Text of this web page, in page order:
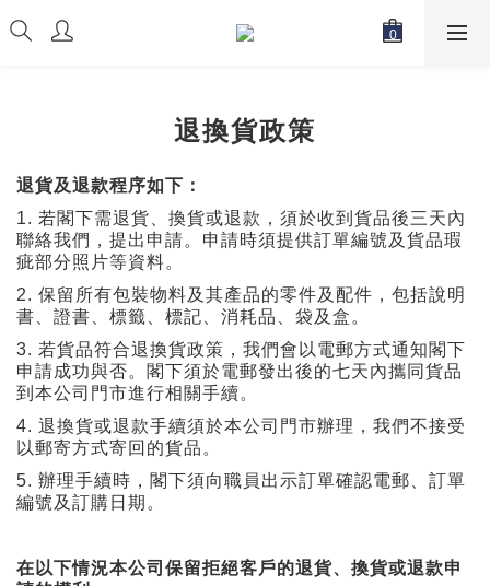
退換貨政策
退貨及退款程序如下：
1. 若閣下需退貨、換貨或退款，須於收到貨品後三天內
聯絡我們，提出申請。申請時須提供訂單編號及貨品瑕
疵部分照片等資料。
2. 保留所有包裝物料及其產品的零件及配件，包括說明
書、證書、標籤、標記、消耗品、袋及盒。
3. 若貨品符合退換貨政策，我們會以電郵方式通知閣下
申請成功與否。閣下須於電郵發出後的七天內攜同貨品
到本公司門市進行相關手續。
4. 退換貨或退款手續須於本公司門市辦理，我們不接受
以郵寄方式寄回的貨品。
5. 辦理手續時，閣下須向職員出示訂單確認電郵、訂單
編號及訂購日期。
在以下情況本公司保留拒絕客戶的退貨、換貨或退款申